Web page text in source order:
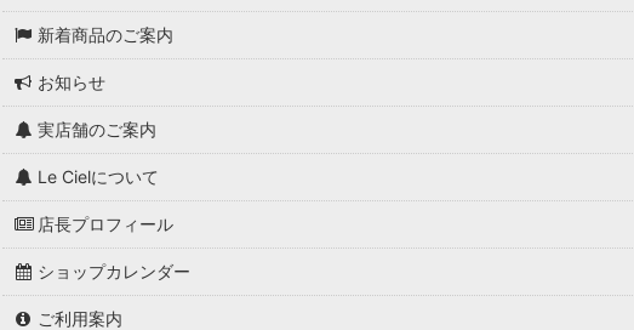
新着商品のご案内
お知らせ
実店舗のご案内
Le Cielについて
店長プロフィール
ショップカレンダー
ご利用案内